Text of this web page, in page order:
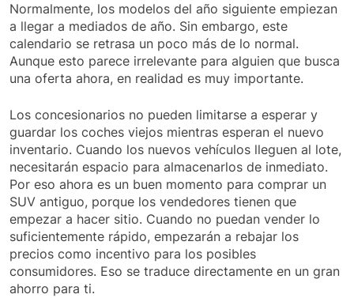
Normalmente, los modelos del año siguiente empiezan
a llegar a mediados de año. Sin embargo, este
calendario se retrasa un poco más de lo normal.
Aunque esto parece irrelevante para alguien que busca
una oferta ahora, en realidad es muy importante.
Los concesionarios no pueden limitarse a esperar y
guardar los coches viejos mientras esperan el nuevo
inventario. Cuando los nuevos vehículos lleguen al lote,
necesitarán espacio para almacenarlos de inmediato.
Por eso ahora es un buen momento para comprar un
SUV antiguo, porque los vendedores tienen que
empezar a hacer sitio. Cuando no puedan vender lo
suficientemente rápido, empezarán a rebajar los
precios como incentivo para los posibles
consumidores. Eso se traduce directamente en un gran
ahorro para ti.